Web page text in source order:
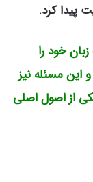
پیدا کرد.
خود را
این مسئله نیز
از اصول اصلی